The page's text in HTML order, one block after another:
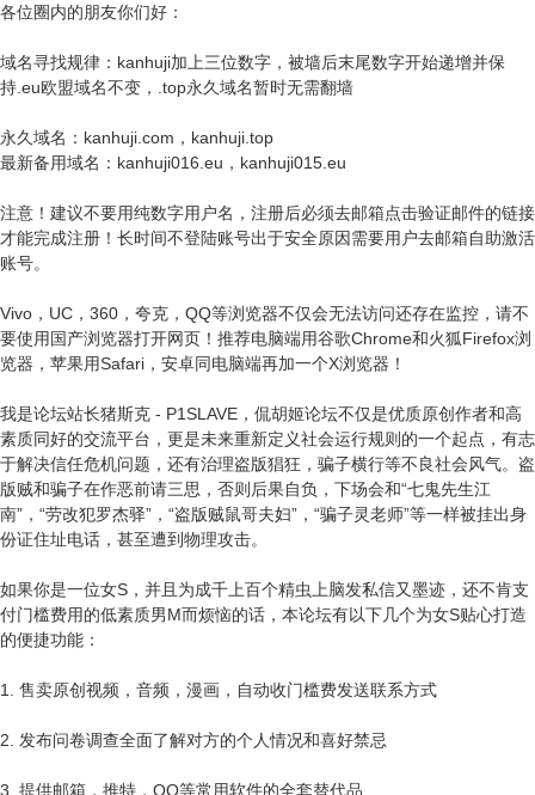
各位圈内的朋友你们好：
域名寻找规律：kanhuji加上三位数字，被墙后末尾数字开始递增并保
持.eu欧盟域名不变，.top永久域名暂时无需翻墙
永久域名：kanhuji.com，kanhuji.top
最新备用域名：kanhuji016.eu，kanhuji015.eu
注意！建议不要用纯数字用户名，注册后必须去邮箱点击验证邮件的链接
才能完成注册！长时间不登陆账号出于安全原因需要用户去邮箱自助激活
账号。
Vivo，UC，360，夸克，QQ等浏览器不仅会无法访问还存在监控，请不
要使用国产浏览器打开网页！推荐电脑端用谷歌Chrome和火狐Firefox浏
览器，苹果用Safari，安卓同电脑端再加一个X浏览器！
我是论坛站长猪斯克 - P1SLAVE，侃胡姬论坛不仅是优质原创作者和高
素质同好的交流平台，更是未来重新定义社会运行规则的一个起点，有志
于解决信任危机问题，还有治理盗版猖狂，骗子横行等不良社会风气。盗
版贼和骗子在作恶前请三思，否则后果自负，下场会和“七鬼先生江
南”，“劳改犯罗杰驿”，“盗版贼鼠哥夫妇”，“骗子灵老师”等一样被挂出身
份证住址电话，甚至遭到物理攻击。
如果你是一位女S，并且为成千上百个精虫上脑发私信又墨迹，还不肯支
付门槛费用的低素质男M而烦恼的话，本论坛有以下几个为女S贴心打造
的便捷功能：
1. 售卖原创视频，音频，漫画，自动收门槛费发送联系方式
2. 发布问卷调查全面了解对方的个人情况和喜好禁忌
3. 提供邮箱，推特，QQ等常用软件的全套替代品